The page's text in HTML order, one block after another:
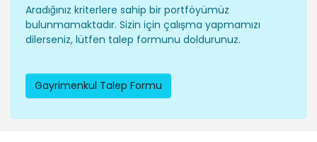
Aradığınız kriterlere sahip bir portföyümüz
bulunmamaktadır. Sizin için çalışma yapmamızı
dilerseniz, lütfen talep formunu doldurunuz.
Gayrimenkul Talep Formu